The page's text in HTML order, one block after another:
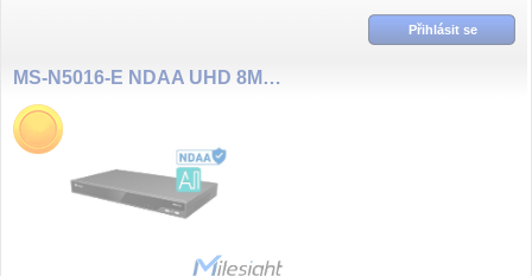
Přihlásit se
MS-N5016-E NDAA UHD 8MP(4K), 16 kanál NVR, bez PoE